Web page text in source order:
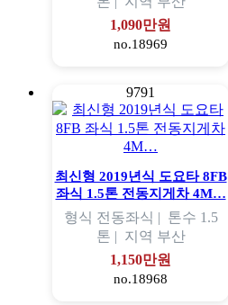
1,090만원
no.18969
9791
최신형 2019년식 도요타 8FB
좌식 1.5톤 전동지게차 4M…
형식 전동좌식 | 톤수 1.5
톤 | 지역 부산
1,150만원
no.18968